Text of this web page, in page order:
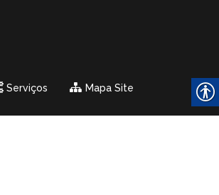
Serviços Mapa Site